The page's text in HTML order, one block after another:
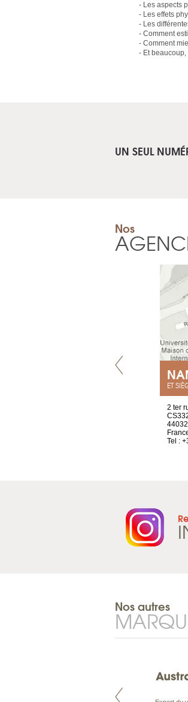
- Les aspects
- Les effets
- Les
- Comment
- Comment
- Et
UN SEUL
Nos
ET
2 ter
Tel :
Nos autres